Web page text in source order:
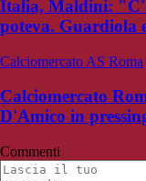
Italia, Maldini:
poteva. Guardiola
Calciomercato AS Roma
Calciomercato
D'Amico in
Commenti